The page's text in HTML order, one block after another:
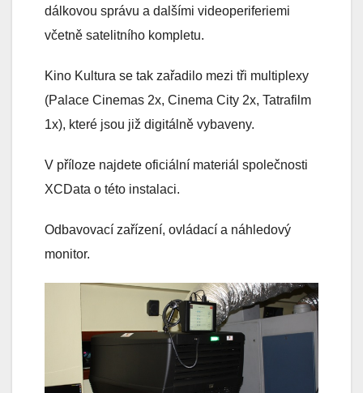
dálkovou správu a dalšími videoperiferiemi
včetně satelitního kompletu.
Kino Kultura se tak zařadilo mezi tři multiplexy
(Palace Cinemas 2x, Cinema City 2x, Tatrafilm
1x), které jsou již digitálně vybaveny.
V příloze najdete oficiální materiál společnosti
XCData o této instalaci.
Odbavovací zařízení, ovládací a náhledový
monitor.